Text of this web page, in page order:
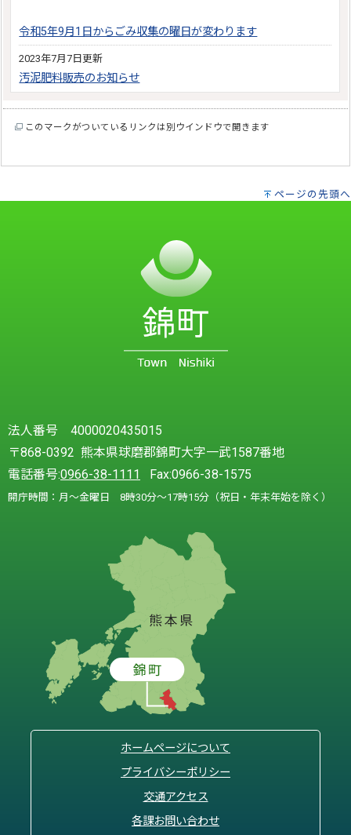
令和5年9月1日からごみ収集の曜日が変わります
2023年7月7日更新
汚泥肥料販売のお知らせ
このマークがついているリンクは別ウインドウで開きます
ページの先頭へ
法人番号 4000020435015
〒868-0392 熊本県球磨郡錦町大字一武1587番地
電話番号:0966-38-1111 Fax:0966-38-1575
開庁時間：月～金曜日 8時30分～17時15分（祝日・年末年始を除く）
ホームページについて
プライバシーポリシー
交通アクセス
各課お問い合わせ